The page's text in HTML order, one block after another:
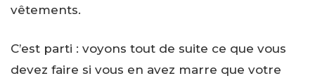
vêtements.
C’est parti : voyons tout de suite ce que vous
devez faire si vous en avez marre que votre